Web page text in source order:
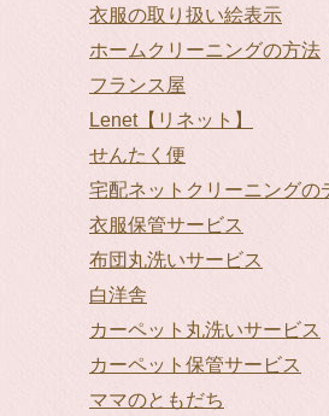
衣服の取り扱い絵表示
ホームクリーニングの方法
フランス屋
Lenet【リネット】
せんたく便
宅配ネットクリーニングの
衣服保管サービス
布団丸洗いサービス
白洋舎
カーペット丸洗いサービス
カーペット保管サービス
ママのともだち